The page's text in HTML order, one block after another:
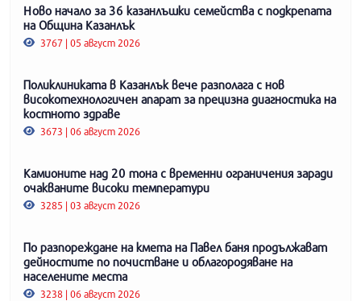
Ново начало за 36 казанлъшки семейства с подкрепата
на Община Казанлък
3767 | 05 август 2026
Поликлиниката в Казанлък вече разполага с нов
високотехнологичен апарат за прецизна диагностика на
костното здраве
3673 | 06 август 2026
Камионите над 20 тона с временни ограничения заради
очакваните високи температури
3285 | 03 август 2026
По разпореждане на кмета на Павел баня продължават
дейностите по почистване и облагородяване на
населените места
3238 | 06 август 2026